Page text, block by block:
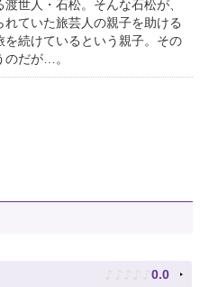
世人・石松。そんな石松が、
ていた旅芸人の親子を助ける
続けているという親子。その
のだが…。
♪ ♪ ♪ ♪ ♪ 0.0